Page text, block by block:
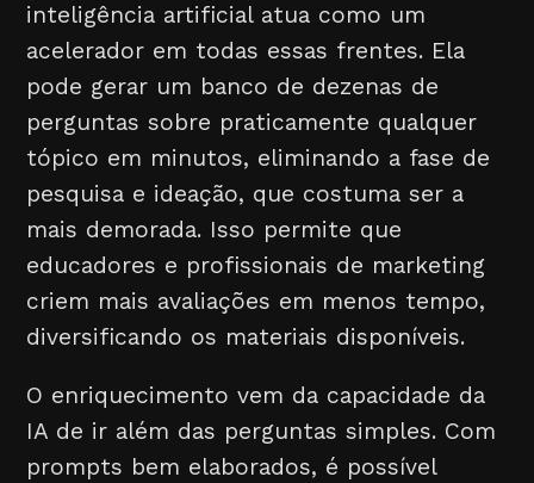
inteligência artificial atua como um
acelerador em todas essas frentes. Ela
pode gerar um banco de dezenas de
perguntas sobre praticamente qualquer
tópico em minutos, eliminando a fase de
pesquisa e ideação, que costuma ser a
mais demorada. Isso permite que
educadores e profissionais de marketing
criem mais avaliações em menos tempo,
diversificando os materiais disponíveis.
O enriquecimento vem da capacidade da
IA de ir além das perguntas simples. Com
prompts bem elaborados, é possível